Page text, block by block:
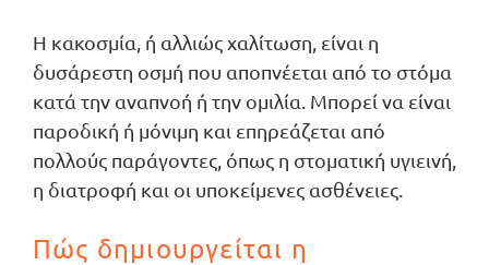
Η κακοσμία, ή αλλιώς χαλίτωση, είναι η
δυσάρεστη οσμή που αποπνέεται από το στόμα
κατά την αναπνοή ή την ομιλία. Μπορεί να είναι
παροδική ή μόνιμη και επηρεάζεται από
πολλούς παράγοντες, όπως η στοματική υγιεινή,
η διατροφή και οι υποκείμενες ασθένειες.
Πώς δημιουργείται η